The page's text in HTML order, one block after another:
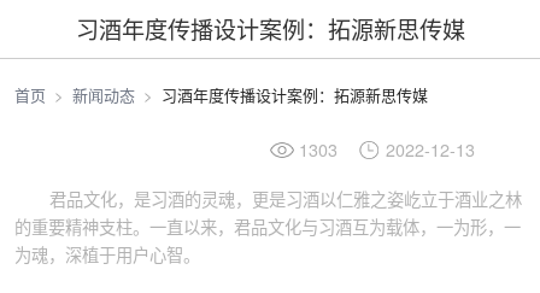
习酒年度传播设计案例：拓源新思传媒
首页 新闻动态 习酒年度传播设计案例：拓源新思传媒
1303 2022-12-13
君品文化，是习酒的灵魂，更是习酒以仁雅之姿屹立于酒业之林
的重要精神支柱。一直以来，君品文化与习酒互为载体，一为形，一
为魂，深植于用户心智。